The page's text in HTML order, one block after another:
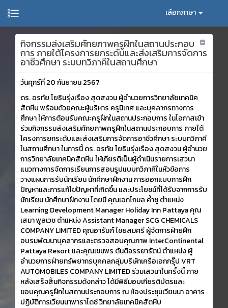
เลือกภาษา
กิจกรรมส่งเสริมศักยภาพครูฝึกในสถานประกอบ
การ ภายใต้โครงการยกระดับและส่งเสริมการจัดการ
อาชีวศึกษา ระบบทวิภาคีในสถานศึกษา
วันศุกร์ที่ 20 กันยายน 2567
ดร. อรทัย โยธินรุ่งเรือง สุดสงวน ผู้อำนวยการวิทยาลัยเทคนิค
สัตหีบ พร้อมด้วยคณะผู้บริหาร ครูนิเทศ และบุคลากรทางการ
ศึกษา ให้การต้อนรับคณะครูฝึกในสถานประกอบการ ในโอกาสเข้า
ร่วมกิจกรรมส่งเสริมศักยภาพครูฝึกในสถานประกอบการ ภายใต้
โครงการยกระดับและส่งเสริมการจัดการอาชีวศึกษา ระบบทวิภาคี
ในสถานศึกษา ในการนี้ ดร. อรทัย โยธินรุ่งเรือง สุดสงวน ผู้อำนวย
การวิทยาลัยเทคนิคสัตหีบ ให้เกียรติเป็นผู้ดำเนินรายการเสวนา
แนวทางการจัดการเรียนการสอนรูปแบบทวิภาคีในหัวข้อการ
วางแผนการรับนักเรียน นักศึกษาฝึกงาน การออกแบบการฝึก
ปัญหาและการแก้ไขปัญหาที่เกิดขึ้น และประโยชน์ที่ได้รับจากการรับ
นักเรียน นักศึกษาฝึกงาน โดยมี คุณเอกโกมล ค้ำชู ตำแหน่ง
Learning Development Manager Holiday Inn Pattaya คุณ
เสมา พูลเวช ตำแหน่ง Assistant Manager SCG CHEMICALS
COMPANY LIMITED คุณอารัมภ์ ไชยสมศรี ผู้จัดการฝ่ายฝึก
อบรมพัฒนาบุคลากรและตรวจสอบคุณภาพ InterContinental
Pattaya Resort และคุณเขมพร ตันติจรรยารัตน์ ตำแหน่ง ผู้
อำนวยการฝ่ายทรัพยากรบุคคลกลุ่มบริษัทเครือเอกกรุ๊ป VRT
AUTOMOBILES COMPANY LIMITED ร่วมเสวนาในครั้งนี้ ภาย
หลังเสร็จสิ้นกิจกรรมดังกล่าว ได้มีพิธีมอบเกียรติบัตรและ
ขอบคุณครูฝึกในสถานประกอบการ ณ ห้องประชุมเวียนนา อาคาร
ปฏิบัติการเวียนนาพาราไดซ์ วิทยาลัยเทคนิคสัตหีบ